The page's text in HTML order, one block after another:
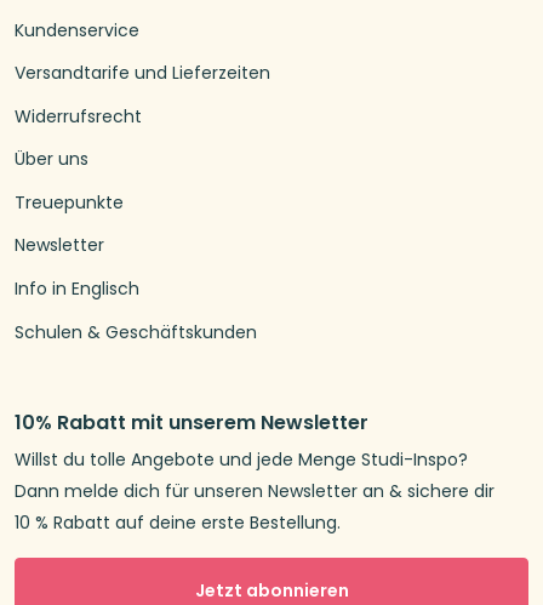
Kundenservice
Versandtarife und Lieferzeiten
Widerrufsrecht
Über uns
Treuepunkte
Newsletter
Info in Englisch
Schulen & Geschäftskunden
10% Rabatt mit unserem Newsletter
Willst du tolle Angebote und jede Menge Studi-Inspo?
Dann melde dich für unseren Newsletter an & sichere dir
10 % Rabatt auf deine erste Bestellung.
Jetzt abonnieren